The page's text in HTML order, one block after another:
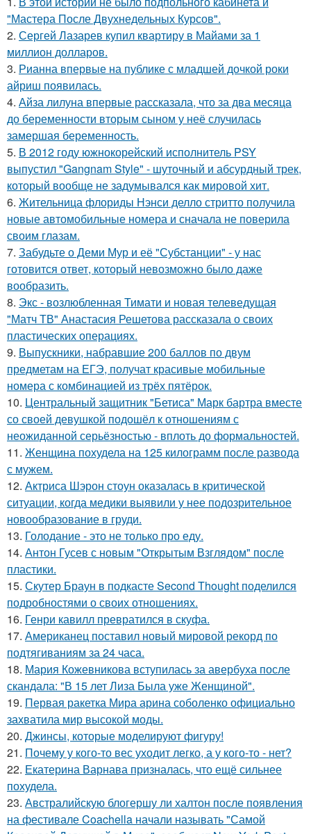
"Мастера После Двухнедельных Курсов".
2. Сергей Лазарев купил квартиру в Майами за 1
миллион долларов.
3. Рианна впервые на публике с младшей дочкой роки
айриш появилась.
4. Айза лилуна впервые рассказала, что за два месяца
до беременности вторым сыном у неё случилась
замершая беременность.
5. В 2012 году южнокорейский исполнитель PSY
выпустил "Gangnam Style" - шуточный и абсурдный трек,
который вообще не задумывался как мировой хит.
6. Жительница флориды Нэнси делло стритто получила
новые автомобильные номера и сначала не поверила
своим глазам.
7. Забудьте о Деми Мур и её "Субстанции" - у нас
готовится ответ, который невозможно было даже
вообразить.
8. Экс - возлюбленная Тимати и новая телеведущая
"Матч ТВ" Анастасия Решетова рассказала о своих
пластических операциях.
9. Выпускники, набравшие 200 баллов по двум
предметам на ЕГЭ, получат красивые мобильные
номера с комбинацией из трёх пятёрок.
10. Центральный защитник "Бетиса" Марк бартра вместе
со своей девушкой подошёл к отношениям с
неожиданной серьёзностью - вплоть до формальностей.
11. Женщина похудела на 125 килограмм после развода
с мужем.
12. Актриса Шэрон стоун оказалась в критической
ситуации, когда медики выявили у нее подозрительное
новообразование в груди.
13. Голодание - это не только про еду.
14. Антон Гусев с новым "Открытым Взглядом" после
пластики.
15. Скутер Браун в подкасте Second Thought поделился
подробностями о своих отношениях.
16. Генри кавилл превратился в скуфа.
17. Американец поставил новый мировой рекорд по
подтягиваниям за 24 часа.
18. Мария Кожевникова вступилась за авербуха после
скандала: "В 15 лет Лиза Была уже Женщиной".
19. Первая ракетка Мира арина соболенко официально
захватила мир высокой моды.
20. Джинсы, которые моделируют фигуру!
21. Почему у кого-то вес уходит легко, а у кого-то - нет?
22. Екатерина Варнава призналась, что ещё сильнее
похудела.
23. Австралийскую блогершу ли халтон после появления
на фестивале Coachella начали называть "Самой